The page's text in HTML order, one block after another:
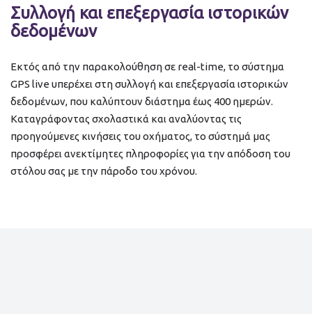
Συλλογή και επεξεργασία ιστορικών
δεδομένων
Εκτός από την παρακολούθηση σε real-time, το σύστημα
GPS live υπερέχει στη συλλογή και επεξεργασία ιστορικών
δεδομένων, που καλύπτουν διάστημα έως 400 ημερών.
Καταγράφοντας σχολαστικά και αναλύοντας τις
προηγούμενες κινήσεις του οχήματος, το σύστημά μας
προσφέρει ανεκτίμητες πληροφορίες για την απόδοση του
στόλου σας με την πάροδο του χρόνου.